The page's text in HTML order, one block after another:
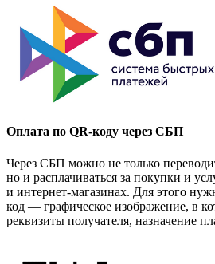
Оплата по QR-коду через СБП
Через СБП можно не только
но и расплачиваться за покупки и
и интернет-магазинах. Для этого
код — графическое изображение, в
реквизиты получателя, назначение